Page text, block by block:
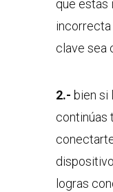
que estas
incorrecta
clave sea
2.- bien si
continúas
logras